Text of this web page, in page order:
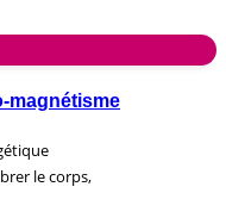
magnétisme
le corps,